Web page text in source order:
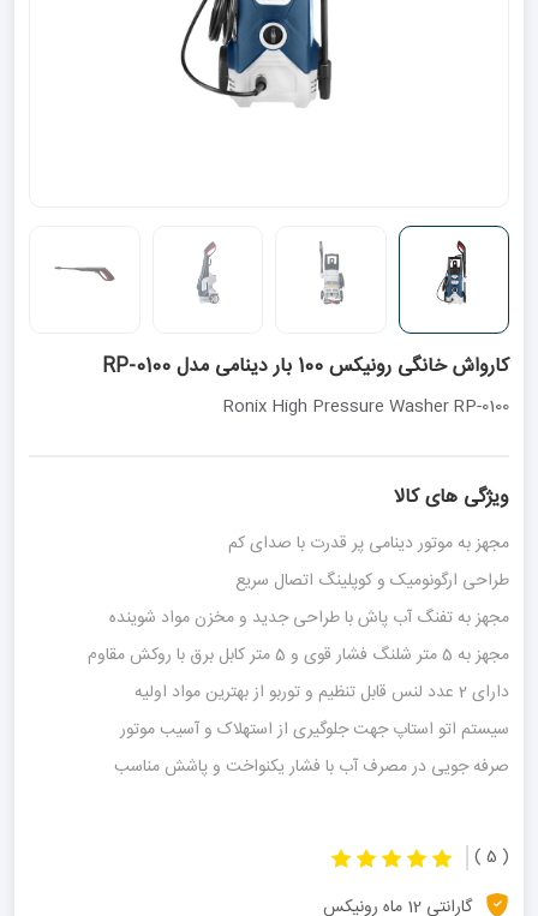
کارواش خانگی رونیکس 100 بار دینامی مدل RP-0100
Ronix High Pressure Washer RP-0100
ویژگی های کالا
مجهز به موتور دینامی پر قدرت با صدای کم
طراحی ارگونومیک و کوپلینگ اتصال سریع
مجهز به تفنگ آب پاش با طراحی جدید و مخزن مواد شوینده
مجهز به 5 متر شلنگ فشار قوی و 5 متر کابل برق با روکش مقاوم
دارای 2 عدد لنس قابل تنظیم و توربو از بهترین مواد اولیه
سیستم اتو استاپ جهت جلوگیری از استهلاک و آسیب موتور
صرفه جویی در مصرف آب با فشار یکنواخت و پاشش مناسب
( 5 )
گارانتی 12 ماه رونیکس